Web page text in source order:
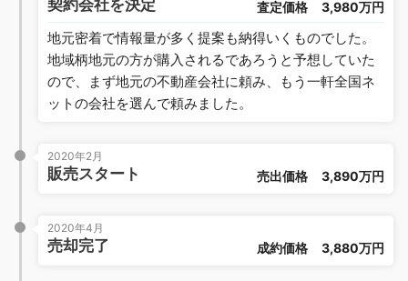
契約会社を決定 査定価格 3,980万円
地元密着で情報量が多く提案も納得いくものでした。
地域柄地元の方が購入されるであろうと予想していた
ので、まず地元の不動産会社に頼み、もう一軒全国ネ
ットの会社を選んで頼みました。
2020年2月
販売スタート 売出価格 3,890万円
2020年4月
売却完了 成約価格 3,880万円